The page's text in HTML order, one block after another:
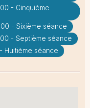
- Cinquième
- Sixième séance
- Septième séance
Huitième séance